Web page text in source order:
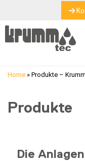
Home » Produkte –
Produkte
Die